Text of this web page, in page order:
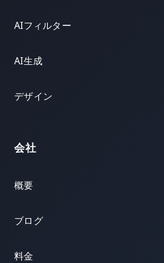
AIフィルター
AI生成
デザイン
会社
概要
ブログ
料金